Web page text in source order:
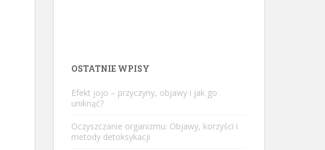
OSTATNIE WPISY
Efekt jojo – przyczyny, objawy i jak go
uniknąć?
Oczyszczanie organizmu: Objawy, korzyści i
metody detoksykacji